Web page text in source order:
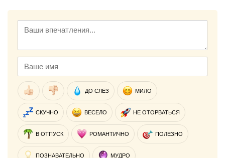
ДО СЛЁЗ МИЛО
СКУЧНО ВЕСЕЛО НЕ ОТОРВАТЬСЯ
В ОТПУСК РОМАНТИЧНО ПОЛЕЗНО
ПОЗНАВАТЕЛЬНО МУДРО